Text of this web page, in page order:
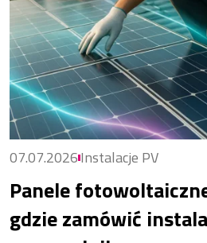
07.07.2026Instalacje PV
Panele
gdzie zamówić